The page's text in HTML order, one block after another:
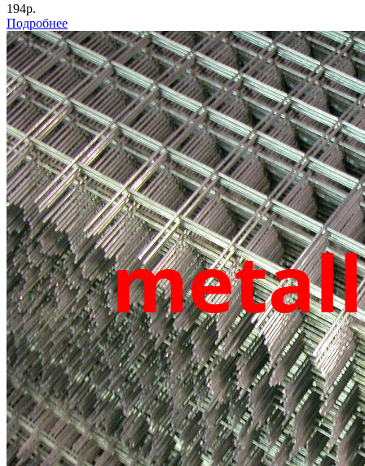
194р.
Подробнее